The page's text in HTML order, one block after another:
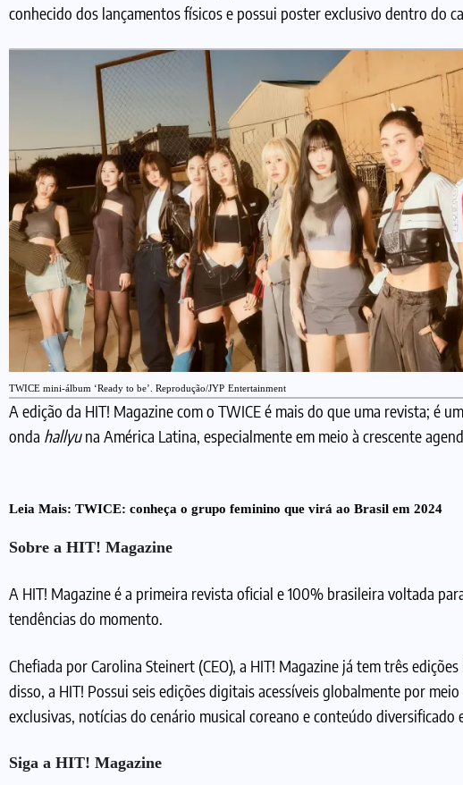
conhecido dos lançamentos físicos e possui poster exclusivo dentro do
TWICE mini-álbum ‘Ready to be’. Reprodução/JYP Entertainment
A edição da HIT! Magazine com o TWICE é mais do que uma revista; é
onda hallyuna América Latina, especialmente em meio à crescente
Leia Mais: TWICE: conheça o grupo feminino que virá ao Brasil em 2024
Sobre a HIT! Magazine
A HIT! Magazine é a primeira revista oficial e 100% brasileira voltada
tendências do momento.
Chefiada por Carolina Steinert (CEO), a HIT! Magazine já tem três
disso, a HIT! Possui seis edições digitais acessíveis globalmente por
exclusivas, notícias do cenário musical coreano e conteúdo diversificado
Siga a HIT! Magazine